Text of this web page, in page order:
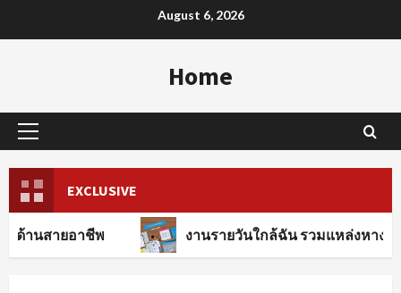
to
August 6, 2026
Home
Primary
EXCLUSIVE
ชีพ งานรายวันใกล้ฉัน รวมแหล่งหางานทุกสาขาอา